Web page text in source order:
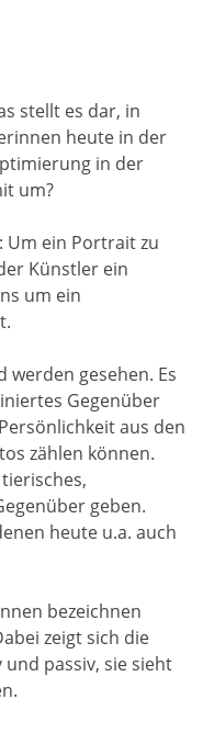
stellt es dar, in
heute in der
in der
um?
Um ein Portrait zu
Künstler ein
um ein
gesehen. Es
Gegenüber
aus den
zählen können.
geben.
heute u.a. auch
bezeichnen
zeigt sich die
passiv, sie sieht